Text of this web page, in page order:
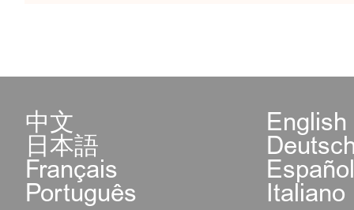
中文 English
日本語
Français
Português Italiano